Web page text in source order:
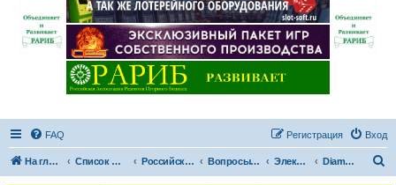
FAQ Вход
Регистрация
На главную Список форумов Российская Ассоциация Развития Игорного Бизнеса Вопросы по игорному оборудованию Электронные рулетки Diamond Club